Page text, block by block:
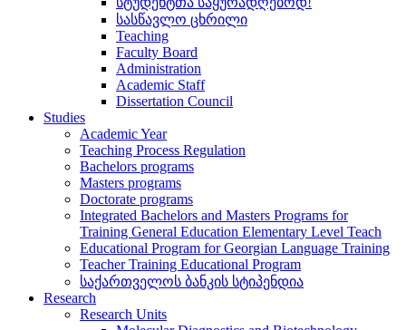
სასწავლო ცხრილი
Teaching
Faculty Board
Administration
Academic Staff
Dissertation Council
Studies
Academic Year
Teaching Process Regulation
Bachelors programs
Masters programs
Doctorate programs
Integrated Bachelors and Masters Programs for
Training General Education Elementary Level Teach
Educational Program for Georgian Language Training
Teacher Training Educational Program
საქართველოს ბანკის სტიპენდია
Research
Research Units